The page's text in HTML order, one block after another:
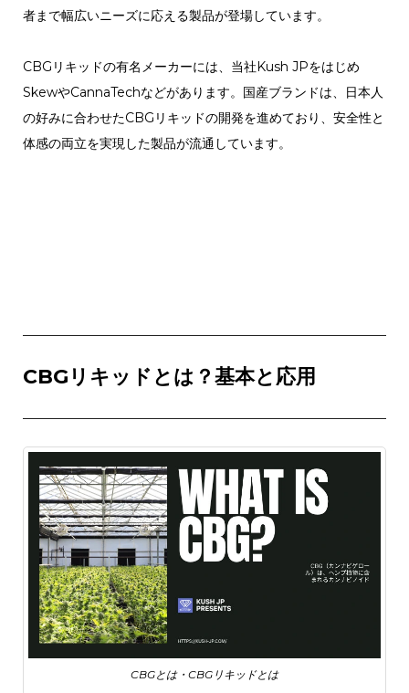
者まで幅広いニーズに応える製品が登場しています。
CBGリキッドの有名メーカーには、当社Kush JPをはじめ
SkewやCannaTechなどがあります。国産ブランドは、日本人
の好みに合わせたCBGリキッドの開発を進めており、安全性と
体感の両立を実現した製品が流通しています。
CBGリキッドとは？基本と応用
CBGとは・CBGリキッドとは